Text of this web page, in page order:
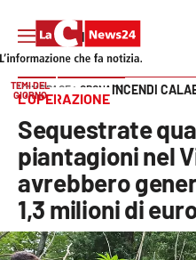
SEZIONI
Cronaca
Politica
Vai
TEMI DEL
GIORNO
INCENDI
HOME PAGE CRONACA
L’OPERAZIONE
Sequestrate
piantagioni nel
avrebbero
1,3 milioni di